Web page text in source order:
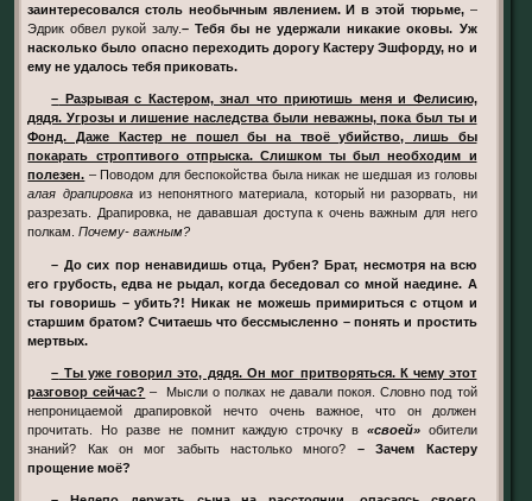
заинтересовался столь необычным явлением. И в этой тюрьме,–
Эдрик обвел рукой залу.– Тебя бы не удержали никакие оковы. Уж
насколько было опасно переходить дорогу Кастеру Эшфорду, но и
ему не удалось тебя приковать.
– Разрывая с Кастером, знал что приютишь меня и Фелисию,
дядя. Угрозы и лишение наследства были неважны, пока был ты и
Фонд. Даже Кастер не пошел бы на твоё убийство, лишь бы
покарать строптивого отпрыска. Слишком ты был необходим и
полезен. – Поводом для беспокойства была никак не шедшая из головы
алая драпировкаиз непонятного материала, который ни разорвать, ни
разрезать. Драпировка, не дававшая доступа к очень важным для него
полкам.Почему- важным?
– До сих пор ненавидишь отца, Рубен? Брат, несмотря на всю
его грубость, едва не рыдал, когда беседовал со мной наедине. А
ты говоришь – убить?! Никак не можешь примириться с отцом и
старшим братом? Считаешь что бессмысленно – понять и простить
мертвых.
– Ты уже говорил это, дядя. Он мог притворяться. К чему этот
разговор сейчас? – Мысли о полках не давали покоя. Словно под той
непроницаемой драпировкой нечто очень важное, что он должен
прочитать. Но разве не помнит каждую строчку в «своей»обители
знаний? Как он мог забыть настолько много? – Зачем Кастеру
прощение моё?